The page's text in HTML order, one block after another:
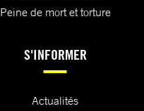
Peine de mort et torture
S'INFORMER
Actualités